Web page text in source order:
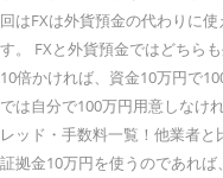
回はFXは外貨預金の代わりに
す。 FXと外貨預金ではどちら
10倍かければ、資金10万円で
では自分で100万円用意しなけ
レッド・手数料一覧！他業者
証拠金10万円を使うのであれ